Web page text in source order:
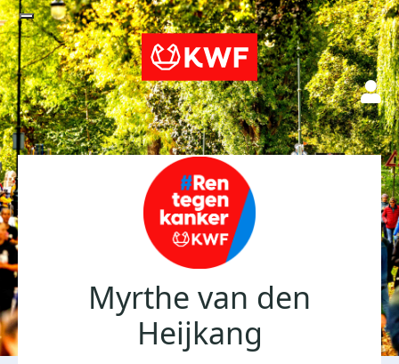
Myrthe van den
Heijkang